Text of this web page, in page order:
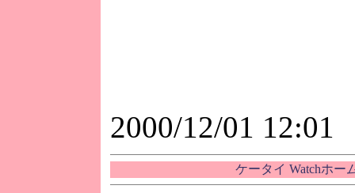
2000/12/01 12:01
ケータイ Watchホー